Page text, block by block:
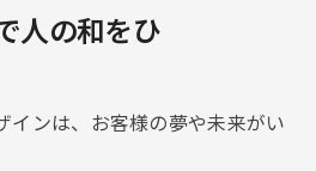
人の和をひ
インは、お客様の夢や未来がい